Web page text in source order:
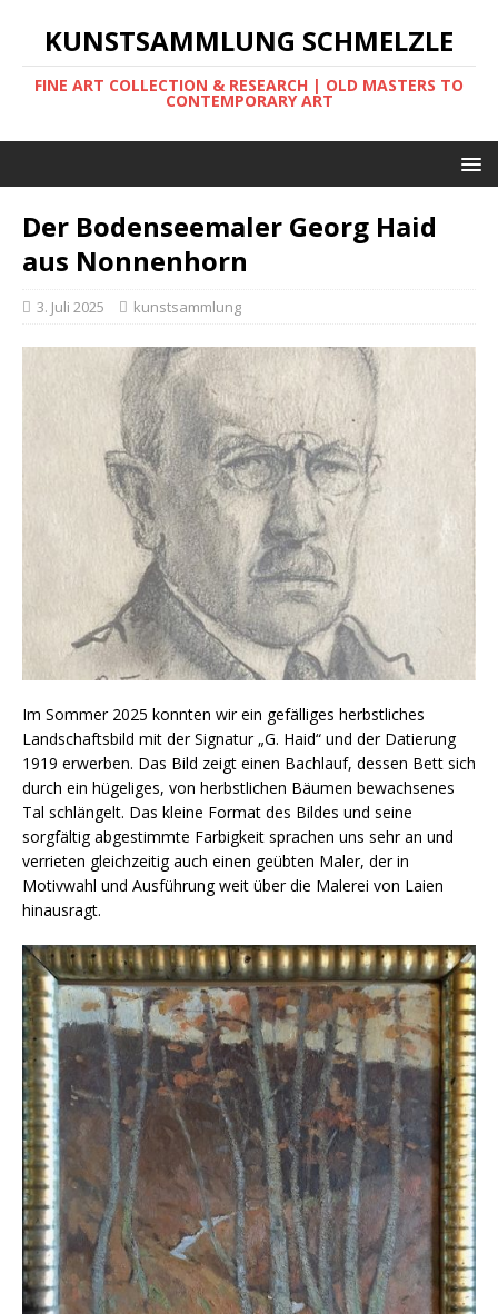
KUNSTSAMMLUNG SCHMELZLE
FINE ART COLLECTION & RESEARCH | OLD MASTERS TO
CONTEMPORARY ART
Der Bodenseemaler Georg Haid
aus Nonnenhorn
3. Juli 2025 kunstsammlung
Im Sommer 2025 konnten wir ein gefälliges herbstliches
Landschaftsbild mit der Signatur „G. Haid“ und der Datierung
1919 erwerben. Das Bild zeigt einen Bachlauf, dessen Bett sich
durch ein hügeliges, von herbstlichen Bäumen bewachsenes
Tal schlängelt. Das kleine Format des Bildes und seine
sorgfältig abgestimmte Farbigkeit sprachen uns sehr an und
verrieten gleichzeitig auch einen geübten Maler, der in
Motivwahl und Ausführung weit über die Malerei von Laien
hinausragt.